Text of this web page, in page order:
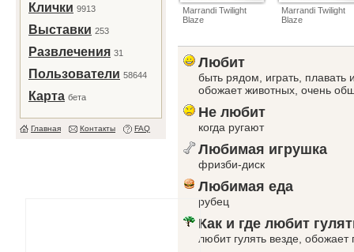
Клички 9913
Выставки 253
Развлечения 31
Пользователи 58644
Карта бета
Главная Контакты FAQ
Marrandi Twilight
Blaze
Marrandi Twilight
Blaze
Любит
быть рядом, играть, плавать
обожает животных, очень
Не любит
когда ругают
Любимая игрушка
фризби-диск
Любимая еда
рубец
Как и где любит
любит гулять везде, обожает